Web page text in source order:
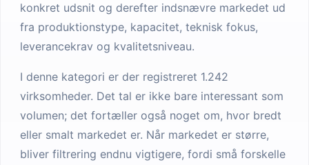
konkret udsnit og derefter indsnævre markedet ud
fra produktionstype, kapacitet, teknisk fokus,
leverancekrav og kvalitetsniveau.
I denne kategori er der registreret 1.242
virksomheder. Det tal er ikke bare interessant som
volumen; det fortæller også noget om, hvor bredt
eller smalt markedet er. Når markedet er større,
bliver filtrering endnu vigtigere, fordi små forskelle